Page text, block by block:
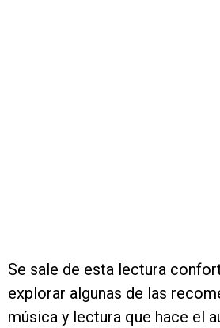
Se sale de esta lectura
explorar algunas de las
música y lectura que hace el